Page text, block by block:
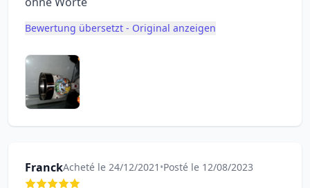
Bewertung übersetzt - Original anzeigen
FranckAcheté le 24/12/2021 •Posté le 12/08/2023